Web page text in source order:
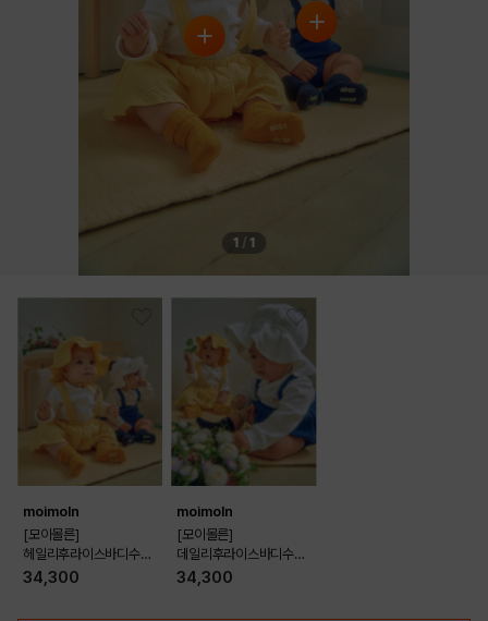
1 / 1
moimoln
[모이몰른]
헤일리후라이스바디수트
세트 [26 봄]
34,300
moimoln
[모이몰른]
데일리후라이스바디수트
세트 [26 봄]
34,300